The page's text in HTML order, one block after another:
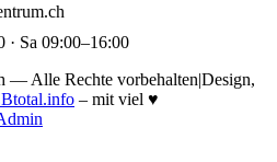
· Sa 09:00–16:00
— Alle Rechte vorbehalten|Design,
– mit viel ♥